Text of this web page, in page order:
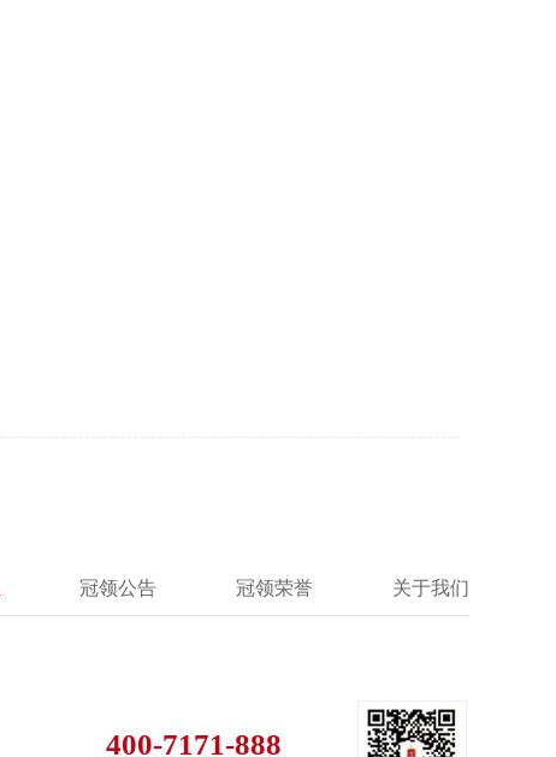
冠领公告 冠领荣誉 关于我们
400-7171-888